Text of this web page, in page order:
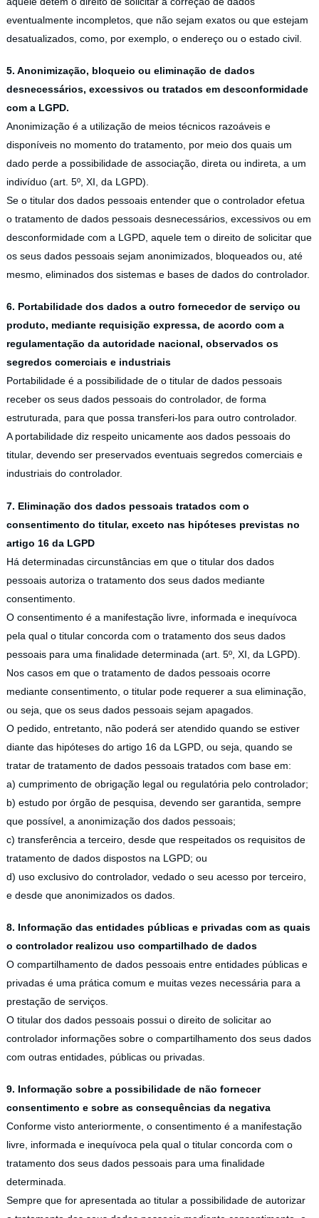
eventualmente incompletos, que não sejam exatos ou que estejam
desatualizados, como, por exemplo, o endereço ou o estado civil.
5. Anonimização, bloqueio ou eliminação de dados
desnecessários, excessivos ou tratados em desconformidade
com a LGPD.
Anonimização é a utilização de meios técnicos razoáveis e
disponíveis no momento do tratamento, por meio dos quais um
dado perde a possibilidade de associação, direta ou indireta, a um
indivíduo (art. 5º, XI, da LGPD).
Se o titular dos dados pessoais entender que o controlador efetua
o tratamento de dados pessoais desnecessários, excessivos ou em
desconformidade com a LGPD, aquele tem o direito de solicitar que
os seus dados pessoais sejam anonimizados, bloqueados ou, até
mesmo, eliminados dos sistemas e bases de dados do controlador.
6. Portabilidade dos dados a outro fornecedor de serviço ou
produto, mediante requisição expressa, de acordo com a
regulamentação da autoridade nacional, observados os
segredos comerciais e industriais
Portabilidade é a possibilidade de o titular de dados pessoais
receber os seus dados pessoais do controlador, de forma
estruturada, para que possa transferi-los para outro controlador.
A portabilidade diz respeito unicamente aos dados pessoais do
titular, devendo ser preservados eventuais segredos comerciais e
industriais do controlador.
7. Eliminação dos dados pessoais tratados com o
consentimento do titular, exceto nas hipóteses previstas no
artigo 16 da LGPD
Há determinadas circunstâncias em que o titular dos dados
pessoais autoriza o tratamento dos seus dados mediante
consentimento.
O consentimento é a manifestação livre, informada e inequívoca
pela qual o titular concorda com o tratamento dos seus dados
pessoais para uma finalidade determinada (art. 5º, XI, da LGPD).
Nos casos em que o tratamento de dados pessoais ocorre
mediante consentimento, o titular pode requerer a sua eliminação,
ou seja, que os seus dados pessoais sejam apagados.
O pedido, entretanto, não poderá ser atendido quando se estiver
diante das hipóteses do artigo 16 da LGPD, ou seja, quando se
tratar de tratamento de dados pessoais tratados com base em:
a) cumprimento de obrigação legal ou regulatória pelo controlador;
b) estudo por órgão de pesquisa, devendo ser garantida, sempre
que possível, a anonimização dos dados pessoais;
c) transferência a terceiro, desde que respeitados os requisitos de
tratamento de dados dispostos na LGPD; ou
d) uso exclusivo do controlador, vedado o seu acesso por terceiro,
e desde que anonimizados os dados.
8. Informação das entidades públicas e privadas com as quais
o controlador realizou uso compartilhado de dados
O compartilhamento de dados pessoais entre entidades públicas e
privadas é uma prática comum e muitas vezes necessária para a
prestação de serviços.
O titular dos dados pessoais possui o direito de solicitar ao
controlador informações sobre o compartilhamento dos seus dados
com outras entidades, públicas ou privadas.
9. Informação sobre a possibilidade de não fornecer
consentimento e sobre as consequências da negativa
Conforme visto anteriormente, o consentimento é a manifestação
livre, informada e inequívoca pela qual o titular concorda com o
tratamento dos seus dados pessoais para uma finalidade
determinada.
Sempre que for apresentada ao titular a possibilidade de autorizar